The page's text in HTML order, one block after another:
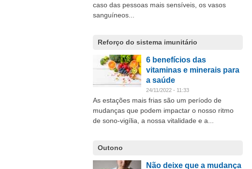
caso das pessoas mais sensíveis, os vasos
sanguíneos...
Reforço do sistema imunitário
6 benefícios das
vitaminas e minerais para
a saúde
24/11/2022 - 11:33
As estações mais frias são um período de
mudanças que podem impactar o nosso ritmo
de sono-vigília, a nossa vitalidade e a...
Outono
Não deixe que a mudança